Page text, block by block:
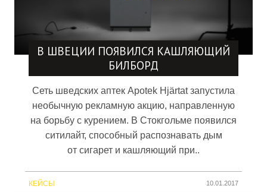
В ШВЕЦИИ ПОЯВИЛСЯ КАШЛЯЮЩИЙ
БИЛБОРД
Сеть шведских аптек Apotek Hjärtat запустила
необычную рекламную акцию, направленную
на борьбу с курением. В Стокгольме появился
ситилайт, способный распознавать дым
от сигарет и кашляющий при..
КЕЙСЫ 10.01.2017